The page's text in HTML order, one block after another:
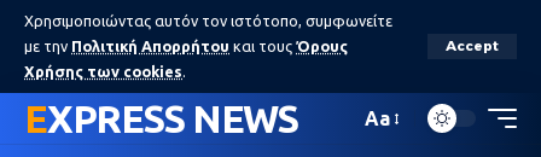
Χρησιμοποιώντας αυτόν τον ιστότοπο, συμφωνείτε
με την Πολιτική Απορρήτου και τους Όρους
Χρήσης των cookies.
Accept
EXPRESS NEWS Aa